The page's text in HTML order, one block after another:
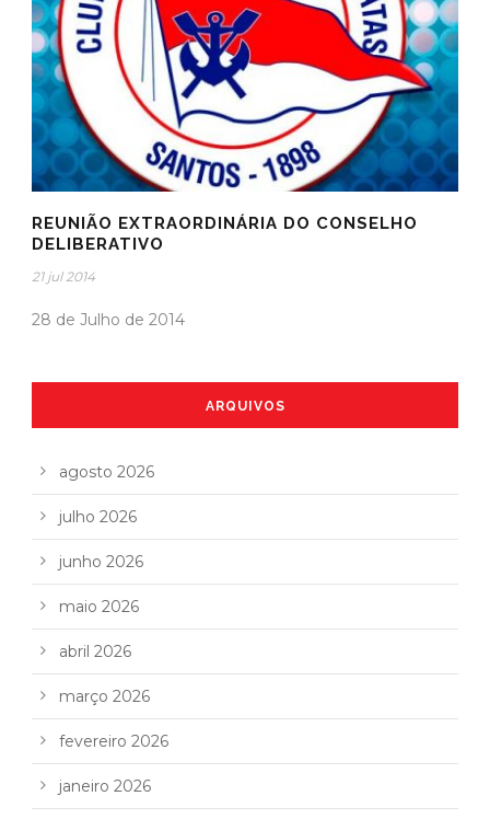
REUNIÃO EXTRAORDINÁRIA DO CONSELHO
DELIBERATIVO
21 jul 2014
28 de Julho de 2014
ARQUIVOS
agosto 2026
julho 2026
junho 2026
maio 2026
abril 2026
março 2026
fevereiro 2026
janeiro 2026